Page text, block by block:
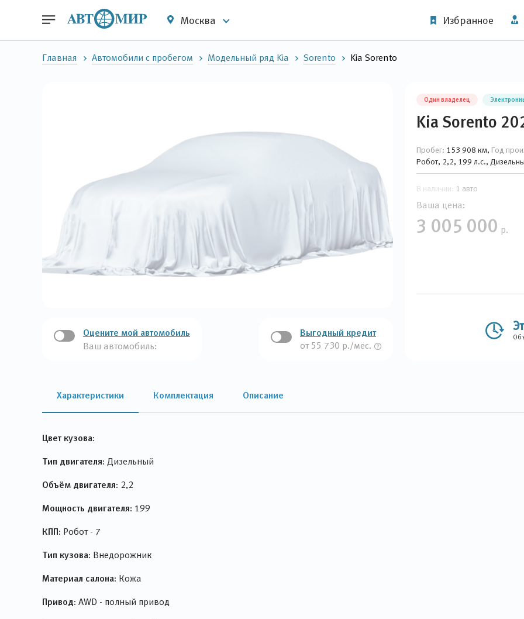
Москва Избранное
Главная Автомобили с пробегом Модельный ряд Kia Sorento Kia Sorento
Оцените мой автомобиль
Ваш автомобиль:
Выгодный кредит
от 55 730 р./мес.
Один владелец
Kia Sorento
Пробег: 153 908 км, Год
Робот, 2,2, 199 л.с.,
В наличии: 1 авто
Ваша цена:
3 005 000 р.
Характеристики Комплектация Описание
Цвет кузова:
Тип двигателя: Дизельный
Объём двигателя: 2,2
Мощность двигателя: 199
КПП: Робот - 7
Тип кузова: Внедорожник
Материал салона: Кожа
Привод: AWD - полный привод